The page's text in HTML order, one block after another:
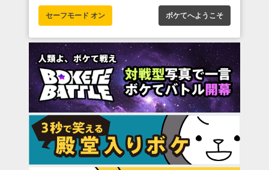
セーフモード オン ボケてへようこそ